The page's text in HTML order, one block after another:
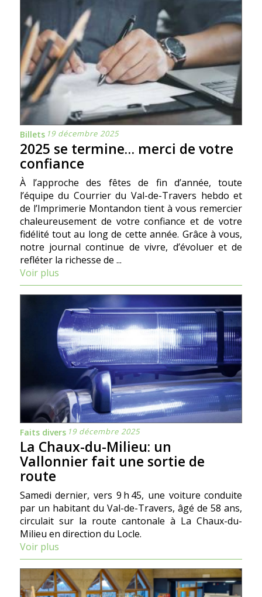
Billets 19 décembre 2025
2025 se termine… merci de votre
confiance
À l’approche des fêtes de fin d’année, toute
l’équipe du Courrier du Val-de-Travers hebdo et
de l’Imprimerie Montandon tient à vous remercier
chaleureusement de votre confiance et de votre
fidélité tout au long de cette année. Grâce à vous,
notre journal continue de vivre, d’évoluer et de
refléter la richesse de ...
Voir plus
Faits divers 19 décembre 2025
La Chaux-du-Milieu: un
Vallonnier fait une sortie de
route
Samedi dernier, vers 9 h 45, une voiture conduite
par un habitant du Val-de-Travers, âgé de 58 ans,
circulait sur la route cantonale à La Chaux-du-
Milieu en direction du Locle.
Voir plus